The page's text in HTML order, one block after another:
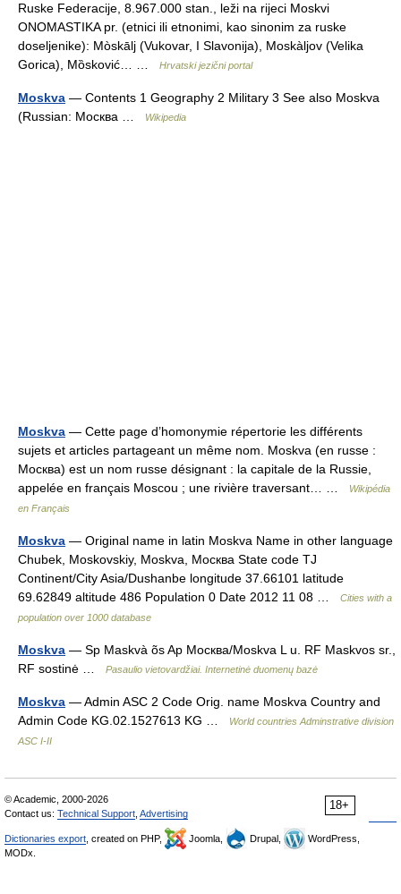
Ruske Federacije, 8.967.000 stan., leži na rijeci Moskvi
ONOMASTIKA pr. (etnici ili etnonimi, kao sinonim za ruske
doseljenike): Mòskālj (Vukovar, I Slavonija), Moskàljov (Velika
Gorica), Mȍsković… …
Hrvatski jezični portal
Moskva — Contents 1 Geography 2 Military 3 See also Moskva
(Russian: Москва …
Wikipedia
Moskva — Cette page d’homonymie répertorie les différents
sujets et articles partageant un même nom. Moskva (en russe :
Москва) est un nom russe désignant : la capitale de la Russie,
appelée en français Moscou ; une rivière traversant… …
Wikipédia
en Français
Moskva — Original name in latin Moskva Name in other language
Chubek, Moskovskiy, Moskva, Москва State code TJ
Continent/City Asia/Dushanbe longitude 37.66101 latitude
69.62849 altitude 486 Population 0 Date 2012 11 08 …
Cities with a
population over 1000 database
Moskva — Sp Maskvà õs Ap Москва/Moskva L u. RF Maskvos sr.,
RF sostinė …
Pasaulio vietovardžiai. Internetinė duomenų bazė
Moskva — Admin ASC 2 Code Orig. name Moskva Country and
Admin Code KG.02.1527613 KG …
World countries Adminstrative division
ASC I-II
18+
© Academic, 2000-2026
Contact us: Technical Support Advertising
Dictionaries export , created on PHP, Joomla, Drupal,
WordPress,
MODx.